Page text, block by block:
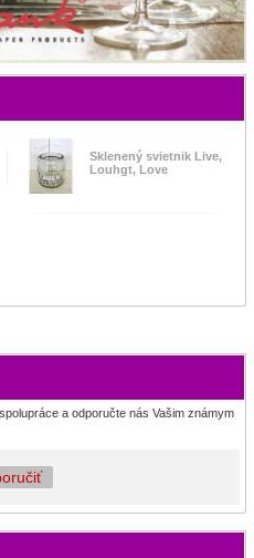
Sklenený svietnik Live,
Louhgt, Love
a odporučte nás Vašim známym